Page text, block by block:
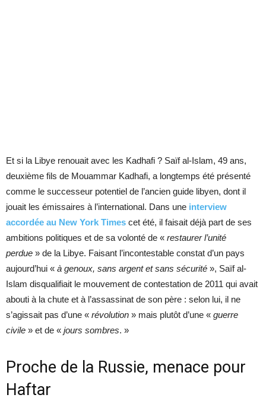
Et si la Libye renouait avec les Kadhafi ? Saïf al-Islam, 49 ans,
deuxième fils de Mouammar Kadhafi, a longtemps été présenté
comme le successeur potentiel de l’ancien guide libyen, dont il
jouait les émissaires à l’international. Dans une interview
accordée au New York Times cet été, il faisait déjà part de ses
ambitions politiques et de sa volonté de « restaurer l’unité
perdue » de la Libye. Faisant l’incontestable constat d’un pays
aujourd’hui « à genoux, sans argent et sans sécurité », Saïf al-
Islam disqualifiait le mouvement de contestation de 2011 qui avait
abouti à la chute et à l’assassinat de son père : selon lui, il ne
s’agissait pas d’une « révolution » mais plutôt d’une « guerre
civile » et de « jours sombres. »
Proche de la Russie, menace pour
Haftar